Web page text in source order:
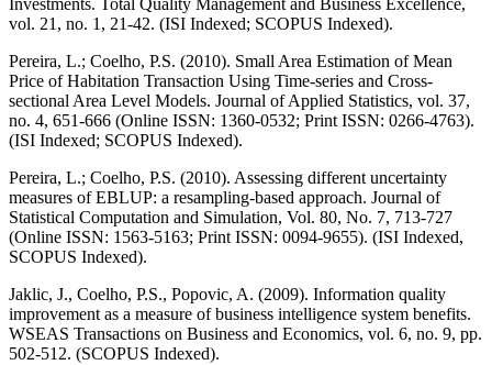
Investments. Total Quality Management and Business Excellence,
vol. 21, no. 1, 21-42. (ISI Indexed; SCOPUS Indexed).
Pereira, L.; Coelho, P.S. (2010). Small Area Estimation of Mean
Price of Habitation Transaction Using Time-series and Cross-
sectional Area Level Models. Journal of Applied Statistics, vol. 37,
no. 4, 651-666 (Online ISSN: 1360-0532; Print ISSN: 0266-4763).
(ISI Indexed; SCOPUS Indexed).
Pereira, L.; Coelho, P.S. (2010). Assessing different uncertainty
measures of EBLUP: a resampling-based approach. Journal of
Statistical Computation and Simulation, Vol. 80, No. 7, 713-727
(Online ISSN: 1563-5163; Print ISSN: 0094-9655). (ISI Indexed,
SCOPUS Indexed).
Jaklic, J., Coelho, P.S., Popovic, A. (2009). Information quality
improvement as a measure of business intelligence system benefits.
WSEAS Transactions on Business and Economics, vol. 6, no. 9, pp.
502-512. (SCOPUS Indexed).